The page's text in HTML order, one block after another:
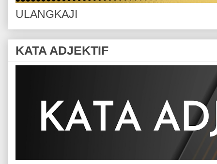
ULANGKAJI
KATA ADJEKTIF